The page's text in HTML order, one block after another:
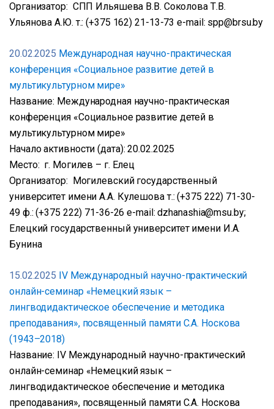
Организатор: СПП Ильяшева В.В. Соколова Т.В.
Ульянова А.Ю. т.: (+375 162) 21-13-73 e-mail: spp@brsu.by
20.02.2025 Международная научно-практическая
конференция «Социальное развитие детей в
мультикультурном мире»
Название: Международная научно-практическая
конференция «Социальное развитие детей в
мультикультурном мире»
Начало активности (дата): 20.02.2025
Место: г. Могилев – г. Елец
Организатор: Могилевский государственный
университет имени А.А. Кулешова т.: (+375 222) 71-30-
49 ф.: (+375 222) 71-36-26 е-mail: dzhanashia@msu.by;
Елецкий государственный университет имени И.А.
Бунина
15.02.2025 IV Международный научно-практический
онлайн-семинар «Немецкий язык –
лингводидактическое обеспечение и методика
преподавания», посвященный памяти С.А. Носкова
(1943–2018)
Название: IV Международный научно-практический
онлайн-семинар «Немецкий язык –
лингводидактическое обеспечение и методика
преподавания», посвященный памяти С.А. Носкова